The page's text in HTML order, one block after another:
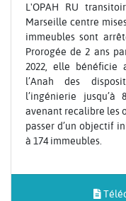
L'OPAH RU
Marseille centre
immeubles sont
Prorogée de 2 ans
2022, elle bénéficie
l’Anah des
l’ingénierie
avenant recalibre les
passer d’un objectif
à 174 immeubles.